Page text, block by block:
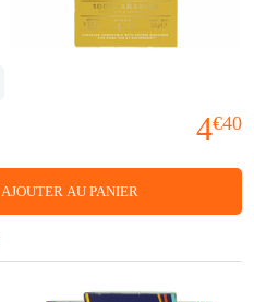
4€40
AJOUTER AU PANIER